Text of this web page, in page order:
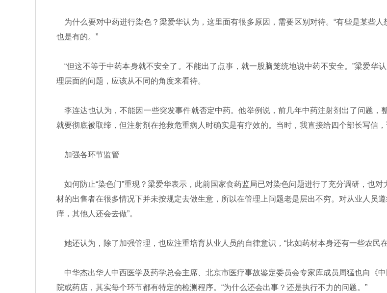
为什么要对中药进行染色？梁爱华认为，这里面有很多原因，需要区别对待。“有些是某些
也是有的。”
“但这不等于中药本身就不安全了。不能出了点事，就一股脑笼统地说中药不安全。”梁爱华
理层面的问题，应该从不同的角度来看待。
李连达也认为，不能因一些突发事件就否定中药。他举例说，前几年中药注射剂出了问题，
就要彻底被取缔，但注射剂在抢救危重病人时确实是有疗效的。当时，我直接给四个部长写信
加强各环节监管
如何防止“染色门”重现？梁爱华表示，此前国家食药监局已对染色问题进行了充分调研，也
材的出售者在很多情况下并未按规定去做生意，所以在管理上问题老是层出不穷。对从业人员
痒，其他人还会去做”。
她还认为，除了加强管理，也应注重培育从业人员的自律意识，“比如药材本身还有一些农民
中华杰出华人中西医学及药学总会主席、北京市医疗事故鉴定委员会专家库成员周猛也向《
院或药店，其实每个环节都有特定的检测程序。“为什么还会出事？还是执行不力的问题。”